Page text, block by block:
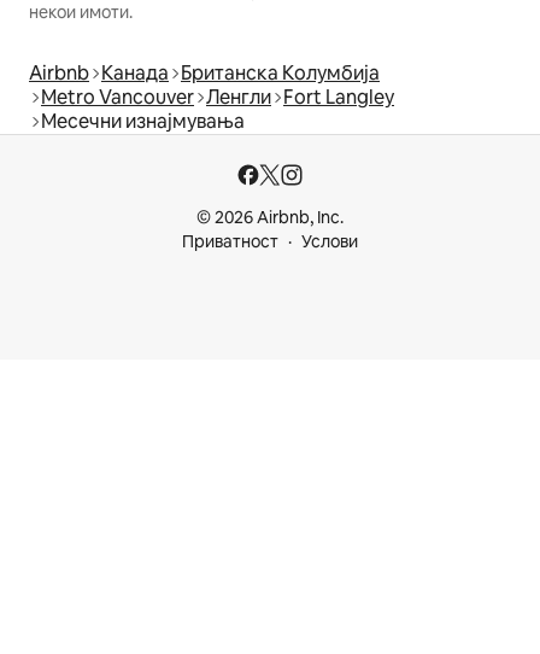
некои имоти.
Airbnb Канада Британска Колумбија
Metro Vancouver Ленгли Fort Langley
Месечни изнајмувања
© 2026 Airbnb, Inc.
Приватност
Услови